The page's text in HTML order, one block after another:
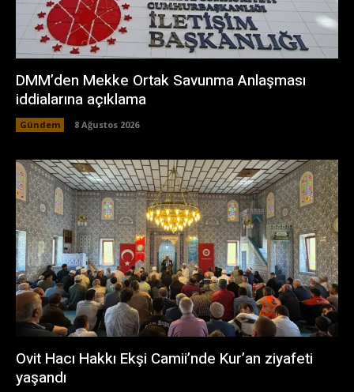
DMM’den Mekke Ortak Savunma Anlaşması
iddialarına açıklama
Gündem 8 Ağustos 2026
Ovit Hacı Hakkı Ekşi Camii’nde Kur’an ziyafeti
yaşandı